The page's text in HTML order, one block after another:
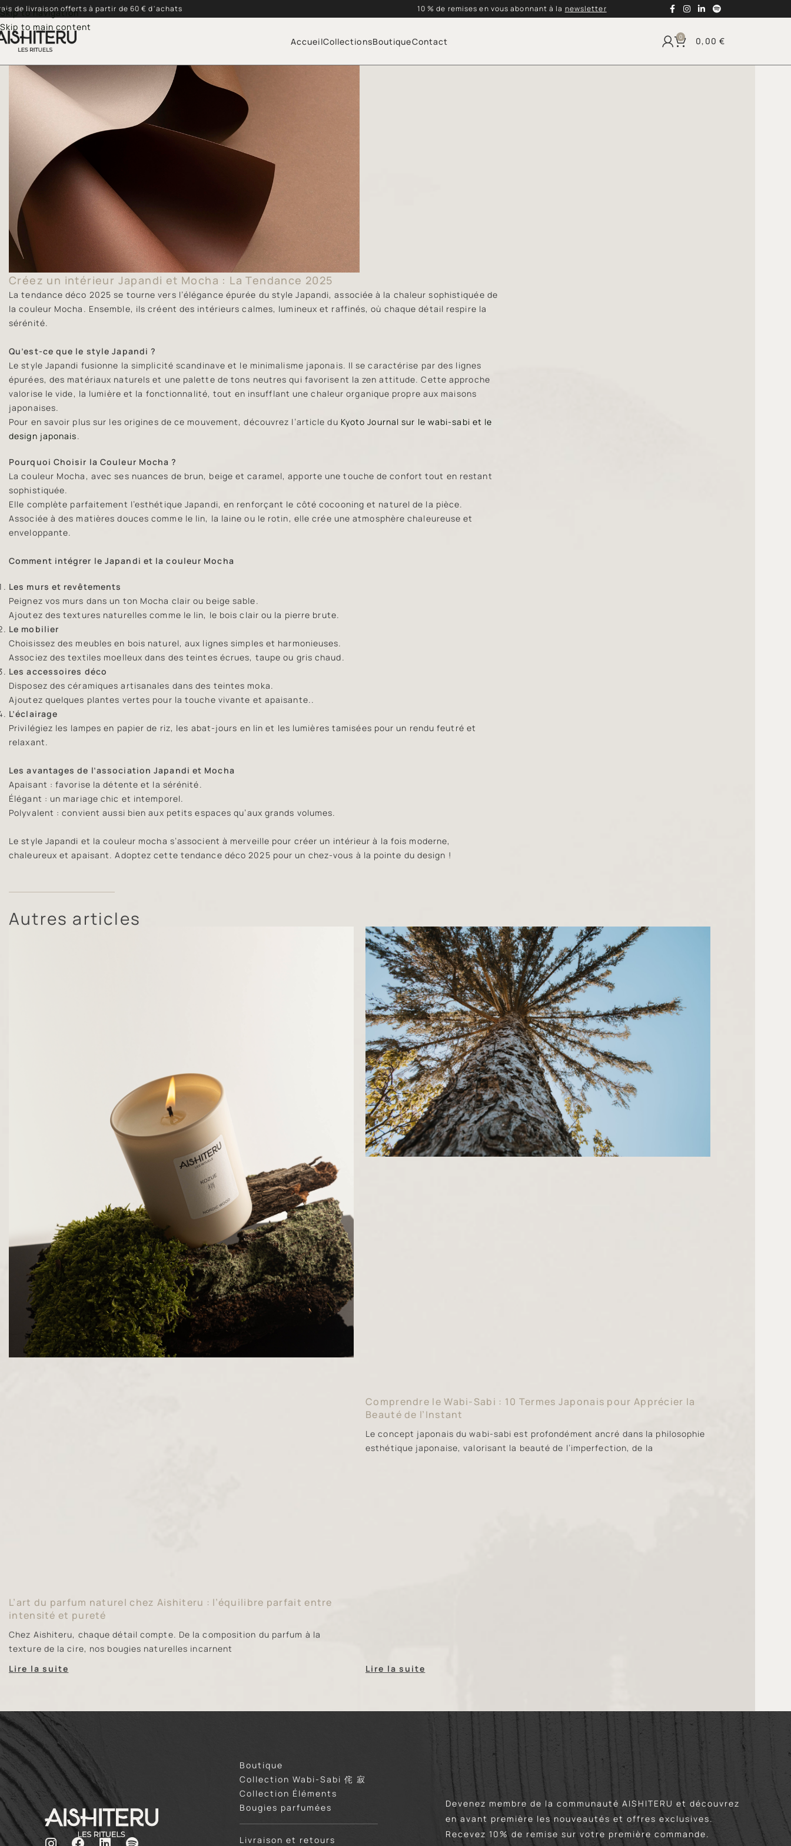
Skip to navigation
Skip to main content
de livraison offerts à partir de 60 € d'achats 10 % de remises en vous abonnant à la newsletter
AccueilCollectionsBoutiqueContact 0 0,00 €
Créez un intérieur Japandi et Mocha : La Tendance 2025
La tendance déco 2025 se tourne vers l’élégance épurée du style Japandi, associée à la chaleur sophistiquée de
la couleur Mocha. Ensemble, ils créent des intérieurs calmes, lumineux et raffinés, où chaque détail respire la
sérénité.
Qu’est-ce que le style Japandi ?
Le style Japandi fusionne la simplicité scandinave et le minimalisme japonais. Il se caractérise par des lignes
épurées, des matériaux naturels et une palette de tons neutres qui favorisent la zen attitude. Cette approche
valorise le vide, la lumière et la fonctionnalité, tout en insufflant une chaleur organique propre aux maisons
japonaises.
Pour en savoir plus sur les origines de ce mouvement, découvrez l’article du Kyoto Journal sur le wabi-sabi et le
design japonais.
Pourquoi Choisir la Couleur Mocha ?
La couleur Mocha, avec ses nuances de brun, beige et caramel, apporte une touche de confort tout en restant
sophistiquée.
Elle complète parfaitement l’esthétique Japandi, en renforçant le côté cocooning et naturel de la pièce.
Associée à des matières douces comme le lin, la laine ou le rotin, elle crée une atmosphère chaleureuse et
enveloppante.
Comment intégrer le Japandi et la couleur Mocha
Les murs et revêtements
Peignez vos murs dans un ton Mocha clair ou beige sable.
Ajoutez des textures naturelles comme le lin, le bois clair ou la pierre brute.
Le mobilier
Choisissez des meubles en bois naturel, aux lignes simples et harmonieuses.
Associez des textiles moelleux dans des teintes écrues, taupe ou gris chaud.
Les accessoires déco
Disposez des céramiques artisanales dans des teintes moka.
Ajoutez quelques plantes vertes pour la touche vivante et apaisante..
L’éclairage
Privilégiez les lampes en papier de riz, les abat-jours en lin et les lumières tamisées pour un rendu feutré et
relaxant.
Les avantages de l’association Japandi et Mocha
Apaisant : favorise la détente et la sérénité.
Élégant : un mariage chic et intemporel.
Polyvalent : convient aussi bien aux petits espaces qu’aux grands volumes.
Le style Japandi et la couleur mocha s’associent à merveille pour créer un intérieur à la fois moderne,
chaleureux et apaisant. Adoptez cette tendance déco 2025 pour un chez-vous à la pointe du design !
Autres articles
L’art du parfum naturel chez Aishiteru : l’équilibre parfait entre
intensité et pureté
Chez Aishiteru, chaque détail compte. De la composition du parfum à la
texture de la cire, nos bougies naturelles incarnent
Lire la suite
Comprendre le Wabi-Sabi : 10 Termes Japonais pour Apprécier la
Beauté de l’Instant
Le concept japonais du wabi-sabi est profondément ancré dans la philosophie
esthétique japonaise, valorisant la beauté de l’imperfection, de la
Lire la suite
Boutique
Collection Wabi-Sabi 侘 寂
Collection Éléments
Bougies parfumées
Livraison et retours
Devenez membre de la communauté AISHITERU et découvrez
en avant première les nouveautés et offres exclusives.
Recevez 10% de remise sur votre première commande.